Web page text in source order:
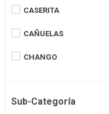
CASERITA
CAÑUELAS
CHANGO
DE CECCO
Sub-Categoría